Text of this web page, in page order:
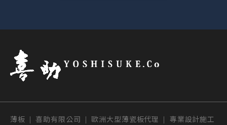
薄板 | 喜助有限公司 | 歐洲大型薄瓷板代理 | 專業設計施工